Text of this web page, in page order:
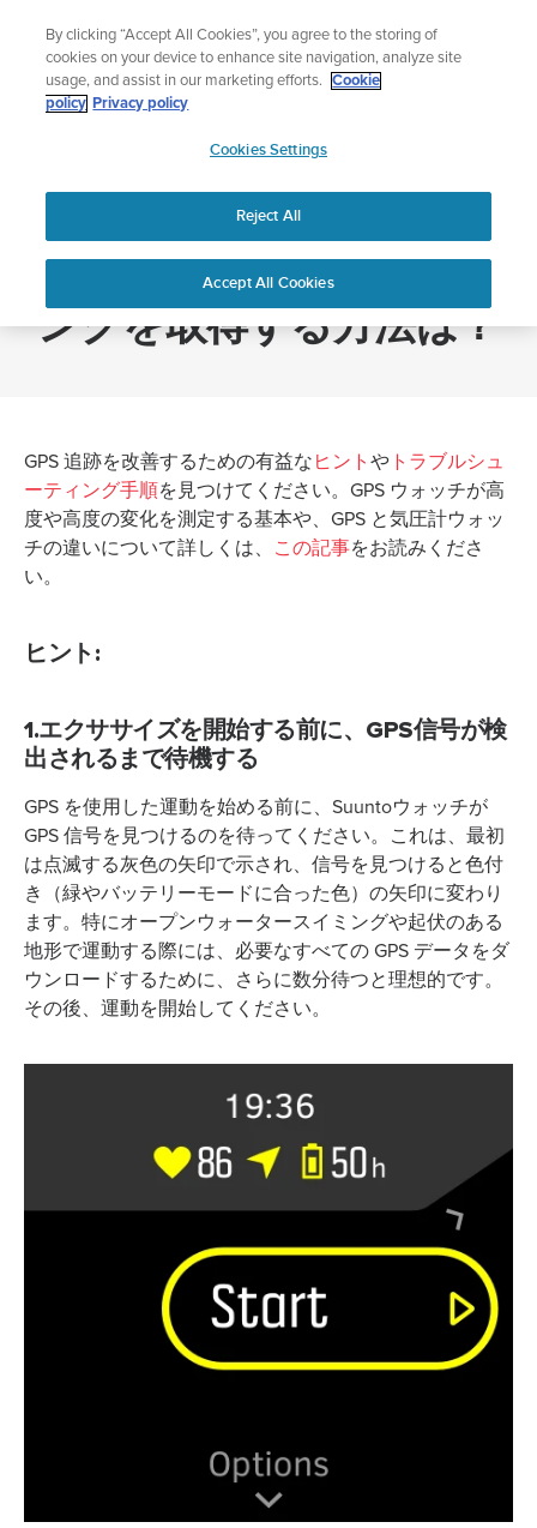
ニュースレターに登録すると、5％オフになります。
|返品無料
APAC
Home
より正確なGPSトラッキングを取得する方法は？
より正確なGPSトラッキ
ングを取得する方法は？
GPS 追跡を改善するための有益な ヒント や トラブルシュ
ーティング手順を見つけてください。GPS ウォッチが高
度や高度の変化を測定する基本や、GPS と気圧計ウォッ
チの違いについて詳しくは、
この記事をお読みくださ
い。
ヒント:
1.エクササイズを開始する前に、GPS信号が検
出されるまで待機する
GPS を使用した運動を始める前に、Suuntoウォッチが
GPS 信号を見つけるのを待ってください。これは、最初
は点滅する灰色の矢印で示され、信号を見つけると色付
き（緑やバッテリーモードに合った色）の矢印に変わり
ます。特にオープンウォータースイミングや起伏のある
地形で運動する際には、必要なすべての GPS データをダ
ウンロードするために、さらに数分待つと理想的です。
その後、運動を開始してください。
By clicking “Accept All Cookies”, you agree to the storing of
cookies on your device to enhance site navigation, analyze site
usage, and assist in our marketing efforts.
Cookie
policy Privacy policy
Cookies Settings
Reject All
Accept All Cookies